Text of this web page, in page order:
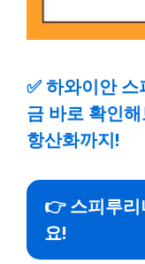
✅하와이안 스
금 바로 확인
항산화까지!
👉 스피루리
요!